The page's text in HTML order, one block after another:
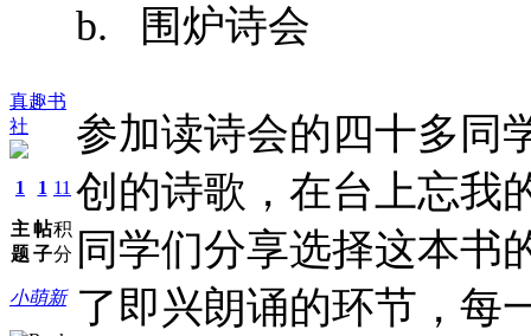
真趣书
社
1
主
题
1
帖
子
11
积
分
小萌新
b. 围炉诗会
参加读诗会的四十多同
创的诗歌，在台上忘我
同学们分享选择这本书
了即兴朗诵的环节，每